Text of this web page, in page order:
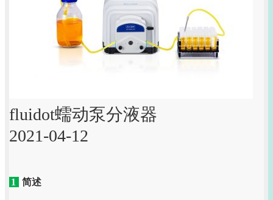
fluidot蠕动泵分液器
2021-04-12
1 简述